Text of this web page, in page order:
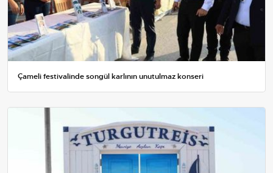
Çameli festivalinde songül karlının unutulmaz konseri